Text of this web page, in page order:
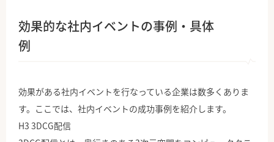
効果的な社内イベントの事例・具体
例
効果がある社内イベントを行なっている企業は数多くありま
す。ここでは、社内イベントの成功事例を紹介します。
H3 3DCG配信